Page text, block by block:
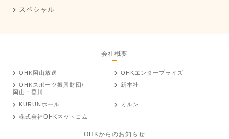
スペシャル
会社概要
OHK岡山放送
OHKエンタープライズ
OHKスポーツ振興財団/
岡山・香川
新本社
KURUNホール
ミルン
株式会社OHKネットコム
OHKからのお知らせ